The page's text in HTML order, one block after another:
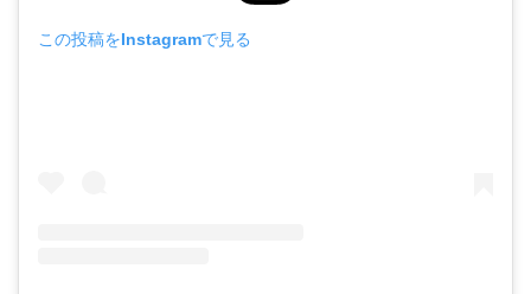
この投稿をInstagramで見る